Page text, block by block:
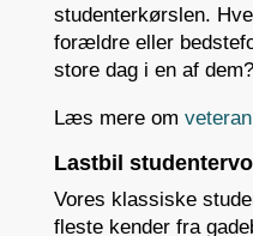
studenterkørslen.
forældre eller
store dag i en af
Læs mere om
Lastbil
Vores klassiske
fleste kender fra